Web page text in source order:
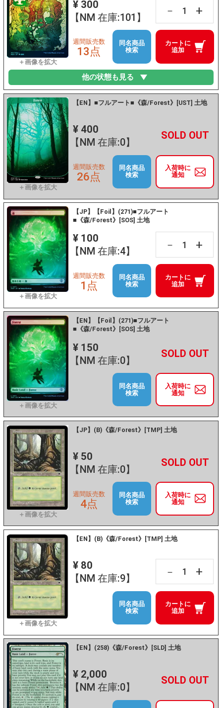
¥ 300
【NM 在庫:101】
－ +
カートに
追加
週間販売数
13点
同名商品
検索
他の状態も見る
【EN】■フルアート■《森/Forest》[UST] 土地
¥ 400
【NM 在庫:0】
－ +
入荷時に
通知
週間販売数
26点
同名商品
検索
【JP】【Foil】(271)■フルアート
■《森/Forest》[SOS] 土地
¥ 100
【NM 在庫:4】
－ +
カートに
追加
週間販売数
1点
同名商品
検索
【EN】【Foil】(271)■フルアート
■《森/Forest》[SOS] 土地
¥ 150
【NM 在庫:0】
－ +
入荷時に
通知
同名商品
検索
【JP】(B)《森/Forest》[TMP] 土地
¥ 50
【NM 在庫:0】
－ +
入荷時に
通知
週間販売数
4点
同名商品
検索
【EN】(B)《森/Forest》[TMP] 土地
¥ 80
【NM 在庫:9】
－ +
カートに
追加
同名商品
検索
【EN】(258)《森/Forest》[SLD] 土地
¥ 2,000
【NM 在庫:0】
－ +